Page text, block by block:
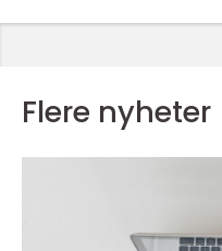
Flere nyheter